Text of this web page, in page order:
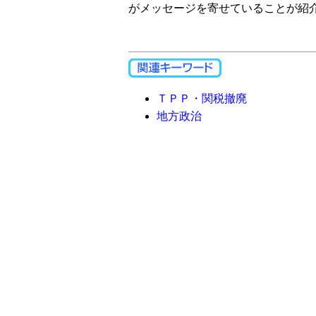
がメッセージを寄せていることが紹
ＴＰＰ・関税撤廃
地方政治